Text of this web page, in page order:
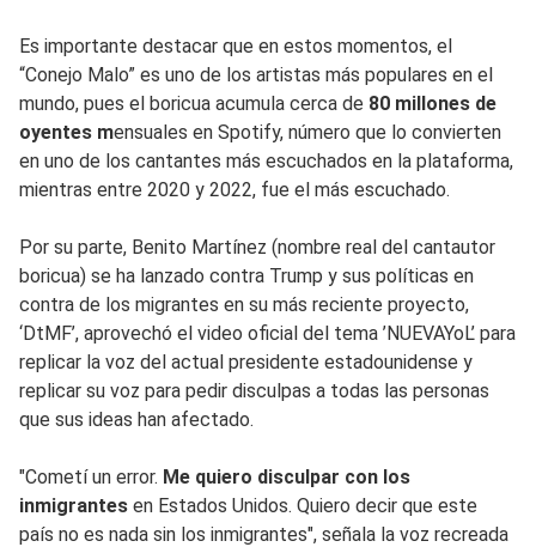
Es importante destacar que en estos momentos, el
“Conejo Malo” es uno de los artistas más populares en el
mundo, pues el boricua acumula cerca de 80 millones de
oyentes mensuales en Spotify, número que lo convierten
en uno de los cantantes más escuchados en la plataforma,
mientras entre 2020 y 2022, fue el más escuchado.
Por su parte, Benito Martínez (nombre real del cantautor
boricua) se ha lanzado contra Trump y sus políticas en
contra de los migrantes en su más reciente proyecto,
‘DtMF’, aprovechó el video oficial del tema ’NUEVAYoL’ para
replicar la voz del actual presidente estadounidense y
replicar su voz para pedir disculpas a todas las personas
que sus ideas han afectado.
"Cometí un error. Me quiero disculpar con los
inmigrantes en Estados Unidos. Quiero decir que este
país no es nada sin los inmigrantes", señala la voz recreada